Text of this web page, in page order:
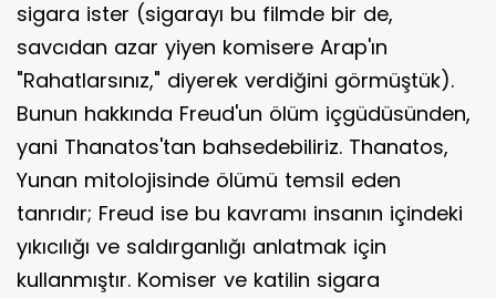
sigara ister (sigarayı bu filmde bir de,
savcıdan azar yiyen komisere Arap'ın
"Rahatlarsınız," diyerek verdiğini görmüştük).
Bunun hakkında Freud'un ölüm içgüdüsünden,
yani Thanatos'tan bahsedebiliriz. Thanatos,
Yunan mitolojisinde ölümü temsil eden
tanrıdır; Freud ise bu kavramı insanın içindeki
yıkıcılığı ve saldırganlığı anlatmak için
kullanmıştır. Komiser ve katilin sigara